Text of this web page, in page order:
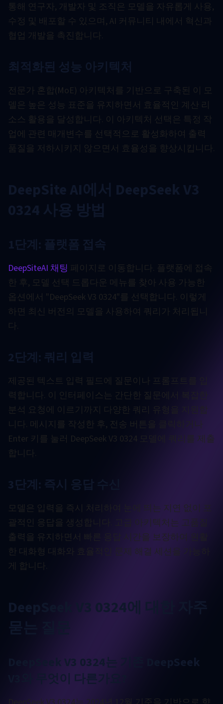
통해 연구자, 개발자 및 조직은 모델을 자유롭게 사용,
수정 및 배포할 수 있으며, AI 커뮤니티 내에서 혁신과
협업 개발을 촉진합니다.
최적화된 성능 아키텍처
전문가 혼합(MoE) 아키텍처를 기반으로 구축된 이 모
델은 높은 성능 표준을 유지하면서 효율적인 계산 리
소스 활용을 달성합니다. 이 아키텍처 선택은 특정 작
업에 관련 매개변수를 선택적으로 활성화하여 출력
품질을 저하시키지 않으면서 효율성을 향상시킵니다.
DeepSite AI에서 DeepSeek V3
0324 사용 방법
1단계: 플랫폼 접속
DeepSiteAI 채팅 페이지로 이동합니다. 플랫폼에 접속
한 후, 모델 선택 드롭다운 메뉴를 찾아 사용 가능한
옵션에서 "DeepSeek V3 0324"를 선택합니다. 이렇게
하면 최신 버전의 모델을 사용하여 쿼리가 처리됩니
다.
2단계: 쿼리 입력
제공된 텍스트 입력 필드에 질문이나 프롬프트를 입
력합니다. 이 인터페이스는 간단한 질문에서 복잡한
분석 요청에 이르기까지 다양한 쿼리 유형을 지원합
니다. 메시지를 작성한 후, 전송 버튼을 클릭하거나
Enter 키를 눌러 DeepSeek V3 0324 모델에 쿼리를 제출
합니다.
3단계: 즉시 응답 수신
모델은 입력을 즉시 처리하여 눈에 띄는 지연 없이 포
괄적인 응답을 생성합니다. 고급 아키텍처는 고품질
출력을 유지하면서 빠른 응답 시간을 보장하여 원활
한 대화형 대화와 효율적인 문제 해결 세션을 가능하
게 합니다.
DeepSeek V3 0324에 대한 자주
DeepSeek V3 0324는 기존 DeepSeek
V3와 무엇이 다른가요?